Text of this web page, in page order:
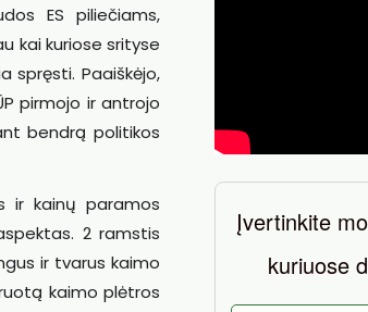
ES piliečiams,
kai kuriose srityse
spręsti. Paaiškėjo,
pirmojo ir antrojo
bendrą politikos
ir kainų paramos
2 ramstis
ir tvarus kaimo
kaimo plėtros
Įvertinkite
kuriuose